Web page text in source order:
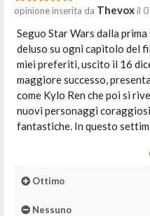
opinione inserita da Thevoxil
Seguo Star Wars dalla
deluso su ogni capitolo del
miei preferiti, uscito il 16
maggiore successo,
come Kylo Ren che poi si
nuovi personaggi
fantastiche. In questo
Ottimo
Nessuno